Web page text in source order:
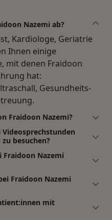
Nazemi ab?
Kardiologe, Geriatrie
Ihnen einige
mit denen Fraidoon
hat:
Gesundheits-
Fraidoon Nazemi?
besuchen?
Fraidoon Nazemi
Fraidoon Nazemi
mit